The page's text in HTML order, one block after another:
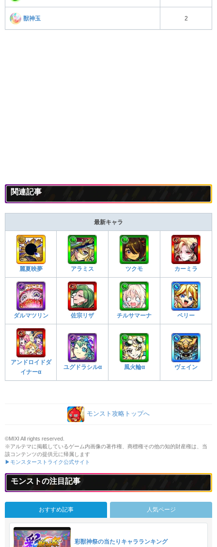
獣神玉 2
関連記事
最新キャラ
麗夏映夢 アラミス ツクモ カーミラ
ダルマツリン 佐宗リザ チルサマーナ ペリー
アンドロイドダ
イナーα
ユグドラシルα 風火輪α ヴェイン
モンスト攻略トップへ
©MIXI All rights reserved.
※アルテマに掲載しているゲーム内画像の著作権、商標権その他の知的財産権は、当
該コンテンツの提供元に帰属します
▶モンスターストライク公式サイト
モンストの注目記事
おすすめ記事 人気ページ
彩獣神祭の当たりキャラランキング